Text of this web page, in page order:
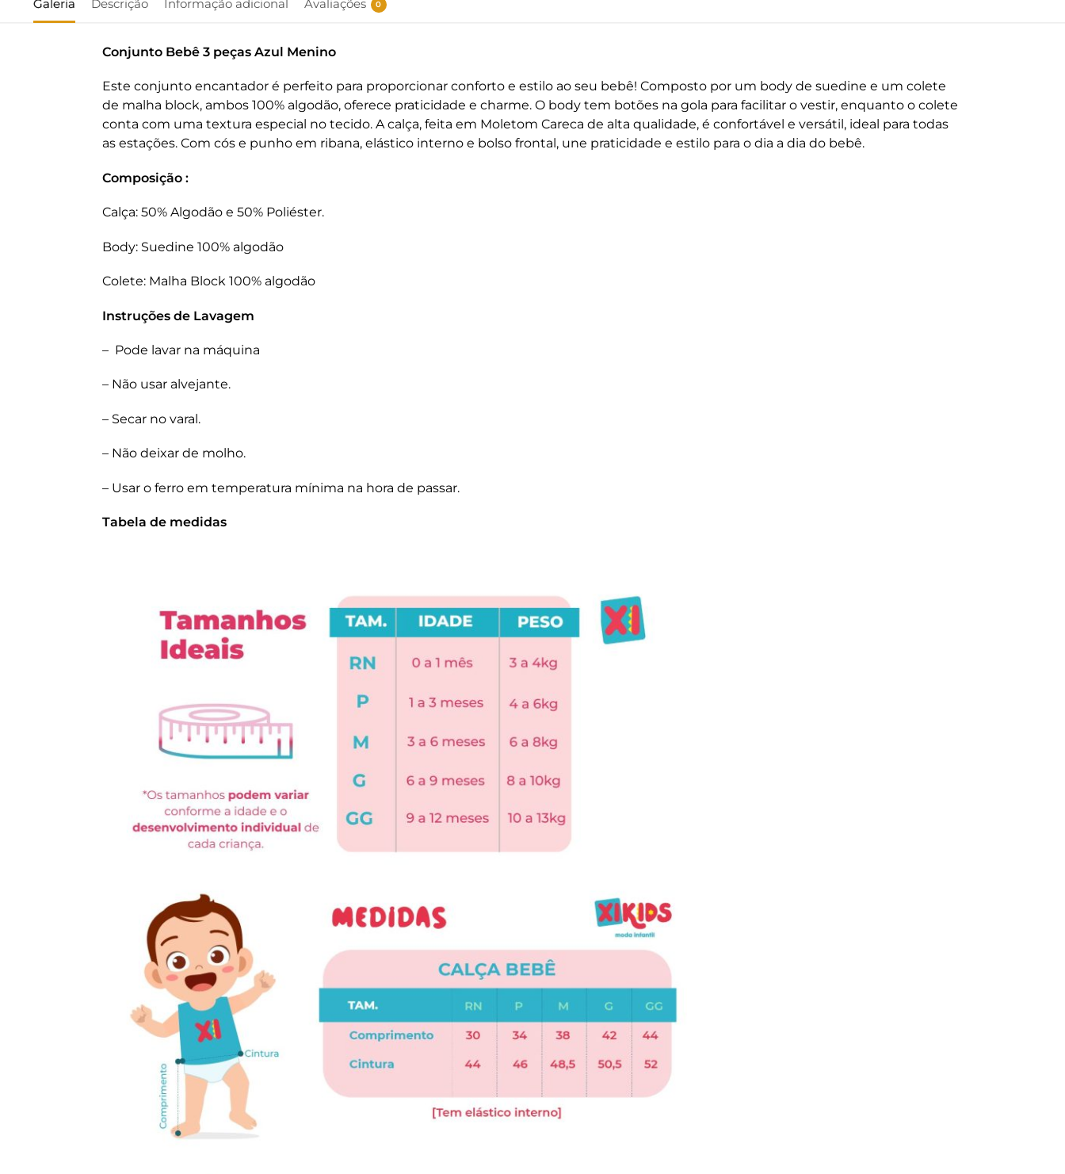
Galeria Descrição Informação adicional Avaliações 0
Conjunto Bebê 3 peças Azul Menino
Este conjunto encantador é perfeito para proporcionar conforto e estilo ao seu bebê! Composto por um body de suedine e um colete
de malha block, ambos 100% algodão, oferece praticidade e charme. O body tem botões na gola para facilitar o vestir, enquanto o colete
conta com uma textura especial no tecido. A calça, feita em Moletom Careca de alta qualidade, é confortável e versátil, ideal para todas
as estações. Com cós e punho em ribana, elástico interno e bolso frontal, une praticidade e estilo para o dia a dia do bebê.
Composição :
Calça: 50% Algodão e 50% Poliéster.
Body: Suedine 100% algodão
Colete: Malha Block 100% algodão
Instruções de Lavagem
– Pode lavar na máquina
– Não usar alvejante.
– Secar no varal.
– Não deixar de molho.
– Usar o ferro em temperatura mínima na hora de passar.
Tabela de medidas